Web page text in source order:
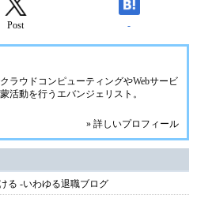
Post -
ラウドコンピューティングやWebサービ
活動を行うエバンジェリスト。
» 詳しいプロフィール
る -いわゆる退職ブログ